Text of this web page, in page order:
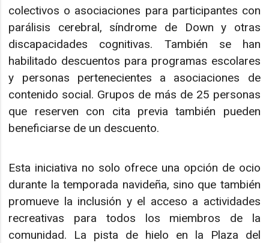
colectivos o asociaciones para participantes con
parálisis cerebral, síndrome de Down y otras
discapacidades cognitivas. También se han
habilitado descuentos para programas escolares
y personas pertenecientes a asociaciones de
contenido social. Grupos de más de 25 personas
que reserven con cita previa también pueden
beneficiarse de un descuento.
Esta iniciativa no solo ofrece una opción de ocio
durante la temporada navideña, sino que también
promueve la inclusión y el acceso a actividades
recreativas para todos los miembros de la
comunidad. La pista de hielo en la Plaza del